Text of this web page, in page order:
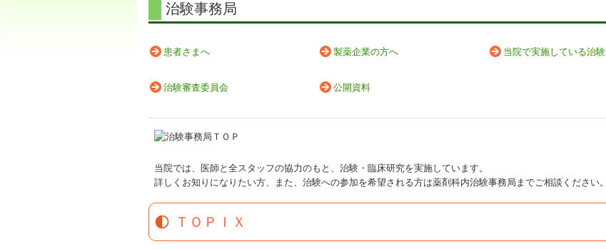
治験事務局
患者さまへ 製薬企業の方へ 当院で実施している治験
治験審査委員会 公開資料
当院では、医師と全スタッフの協力のもと、治験・臨床研究を実施しています。
詳しくお知りになりたい方、また、治験への参加を希望される方は薬剤科内治験事務局までご相談ください。
ＴＯＰＩＸ